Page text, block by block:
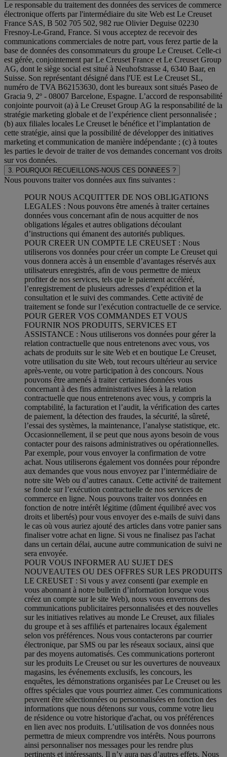
Le responsable du traitement des données des services de commerce
électronique offerts par l'intermédiaire du site Web est Le Creuset
France SAS, B 502 705 502, 982 rue Olivier Deguise 02230
Fresnoy-Le-Grand, France. Si vous acceptez de recevoir des
communications commerciales de notre part, vous ferez partie de la
base de données des consommateurs du groupe Le Creuset. Celle-ci
est gérée, conjointement par Le Creuset France et Le Creuset Group
AG, dont le siège social est situé à Neuhofstrasse 4, 6340 Baar, en
Suisse. Son représentant désigné dans l'UE est Le Creuset SL,
numéro de TVA B62153630, dont les bureaux sont situés Paseo de
Gracia 9, 2º - 08007 Barcelone, Espagne. L’accord de responsabilité
conjointe pourvoit (a) à Le Creuset Group AG la responsabilité de la
stratégie marketing globale et de l’expérience client personnalisée ;
(b) aux filiales locales Le Creuset le bénéfice et l’implantation de
cette stratégie, ainsi que la possibilité de développer des initiatives
marketing et communication de manière indépendante ; (c) à toutes
les parties le devoir de traiter de vos demandes concernant vos droits
sur vos données.
3. POURQUOI RECUEILLONS-NOUS CES DONNEES ?
Nous pouvons traiter vos données aux fins suivantes :
POUR NOUS ACQUITTER DE NOS OBLIGATIONS
LEGALES : Nous pouvons être amenés à traiter certaines
données vous concernant afin de nous acquitter de nos
obligations légales et autres obligations découlant
d’instructions qui émanent des autorités publiques.
POUR CREER UN COMPTE LE CREUSET : Nous
utiliserons vos données pour créer un compte Le Creuset qui
vous donnera accès à un ensemble d’avantages réservés aux
utilisateurs enregistrés, afin de vous permettre de mieux
profiter de nos services, tels que le paiement accéléré,
l’enregistrement de plusieurs adresses d’expédition et la
consultation et le suivi des commandes. Cette activité de
traitement se fonde sur l’exécution contractuelle de ce service.
POUR GERER VOS COMMANDES ET VOUS
FOURNIR NOS PRODUITS, SERVICES ET
ASSISTANCE : Nous utiliserons vos données pour gérer la
relation contractuelle que nous entretenons avec vous, vos
achats de produits sur le site Web et en boutique Le Creuset,
votre utilisation du site Web, tout recours ultérieur au service
après-vente, ou votre participation à des concours. Nous
pouvons être amenés à traiter certaines données vous
concernant à des fins administratives liées à la relation
contractuelle que nous entretenons avec vous, y compris la
comptabilité, la facturation et l’audit, la vérification des cartes
de paiement, la détection des fraudes, la sécurité, la sûreté,
l’essai des systèmes, la maintenance, l’analyse statistique, etc.
Occasionnellement, il se peut que nous ayons besoin de vous
contacter pour des raisons administratives ou opérationnelles.
Par exemple, pour vous envoyer la confirmation de votre
achat. Nous utiliserons également vos données pour répondre
aux demandes que vous nous envoyez par l’intermédiaire de
notre site Web ou d’autres canaux. Cette activité de traitement
se fonde sur l’exécution contractuelle de nos services de
commerce en ligne. Nous pouvons traiter vos données en
fonction de notre intérêt légitime (dûment équilibré avec vos
droits et libertés) pour vous envoyer des e-mails de suivi dans
le cas où vous auriez ajouté des articles dans votre panier sans
finaliser votre achat en ligne. Si vous ne finalisez pas l'achat
dans un certain délai, aucune autre communication de suivi ne
sera envoyée.
POUR VOUS INFORMER AU SUJET DES
NOUVEAUTES OU DES OFFRES SUR LES PRODUITS
LE CREUSET : Si vous y avez consenti (par exemple en
vous abonnant à notre bulletin d’information lorsque vous
créez un compte sur le site Web), nous vous enverrons des
communications publicitaires personnalisées et des nouvelles
sur les initiatives relatives au monde Le Creuset, aux filiales
du groupe et à ses affiliés et partenaires locaux également
selon vos préférences. Nous vous contacterons par courrier
électronique, par SMS ou par les réseaux sociaux, ainsi que
par des moyens automatisés. Ces communications porteront
sur les produits Le Creuset ou sur les ouvertures de nouveaux
magasins, les événements exclusifs, les concours, les
enquêtes, les démonstrations organisées par Le Creuset ou les
offres spéciales que vous pourriez aimer. Ces communications
peuvent être sélectionnées ou personnalisées en fonction des
informations que nous détenons sur vous, comme votre lieu
de résidence ou votre historique d'achat, ou vos préférences
en lien avec nos produits. L’utilisation de vos données nous
permettra de mieux comprendre vos intérêts. Nous pourrons
ainsi personnaliser nos messages pour les rendre plus
pertinents et intéressants. Il n’y aura pas d’autres effets. Nous